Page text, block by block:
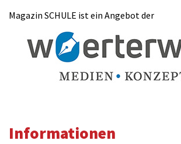
Magazin SCHULE ist ein Angebot der
Informationen